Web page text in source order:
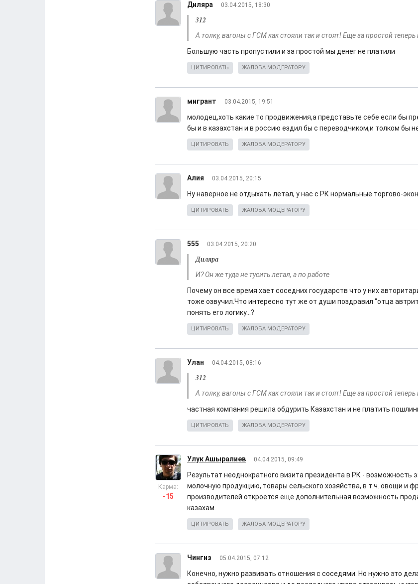
Диляра 03.04.2015, 18:30
312
А толку, вагоны с ГСМ как стояли так и стоят! Еще за простой
Большую часть пропустили и за простой мы денег не платили
ЦИТИРОВАТЬ ЖАЛОБА МОДЕРАТОРУ
мигрант 03.04.2015, 19:51
молодец,хоть какие то продвижения,а представьте себе если бы
бы и в казахстан и в россию ездил бы с переводчиком,и толком бы
ЦИТИРОВАТЬ ЖАЛОБА МОДЕРАТОРУ
Алия 03.04.2015, 20:15
Ну наверное не отдыхать летал, у нас с РК нормальные торгово-
ЦИТИРОВАТЬ ЖАЛОБА МОДЕРАТОРУ
555 03.04.2015, 20:20
Диляра
И? Он же туда не тусить летал, а по работе
Почему он все время хает соседних государств что у них
тоже озвучил.Что интересно тут же от души поздравил "отца
понять его логику...?
ЦИТИРОВАТЬ ЖАЛОБА МОДЕРАТОРУ
Улан 04.04.2015, 08:16
312
А толку, вагоны с ГСМ как стояли так и стоят! Еще за простой
частная компания решила обдурить Казахстан и не платить
ЦИТИРОВАТЬ ЖАЛОБА МОДЕРАТОРУ
Улук Ашыралиев 04.04.2015, 09:49
Карма:
-15
Результат неоднократного визита президента в РК - возможность
молочную продукцию, товары сельского хозяйства, в т.ч. овощи и
производителей откроется еще дополнительная возможность
казахам.
ЦИТИРОВАТЬ ЖАЛОБА МОДЕРАТОРУ
Чингиз 05.04.2015, 07:12
Конечно, нужно развивать отношения с соседями. Но нужно это